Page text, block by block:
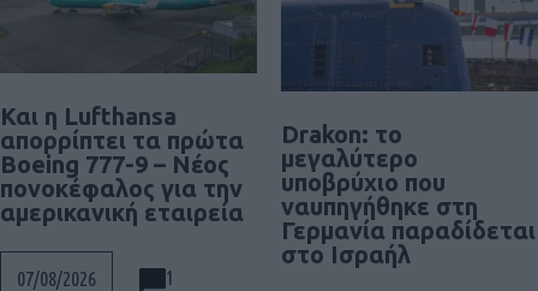
Και η Lufthansa
απορρίπτει τα πρώτα
Boeing 777-9 – Νέος
πονοκέφαλος για την
αμερικανική εταιρεία
07/08/2026 1
Drakon: το
μεγαλύτερο
υποβρύχιο που
ναυπηγήθηκε στη
Γερμανία παραδίδεται
στο Ισραήλ